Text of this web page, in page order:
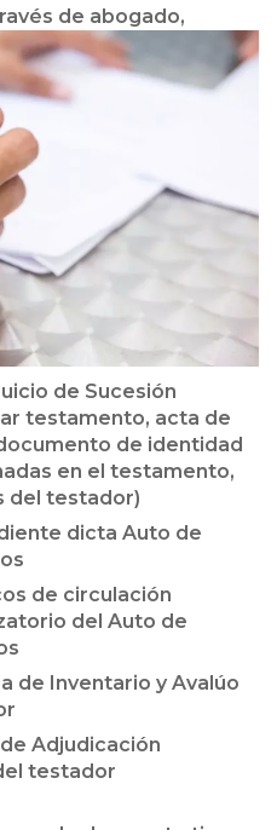
de abogado,
de Sucesión
testamento, acta de
de identidad
en el testamento,
del testador)
dicta Auto de
de circulación
del Auto de
de Inventario y Avalúo
Adjudicación
testador